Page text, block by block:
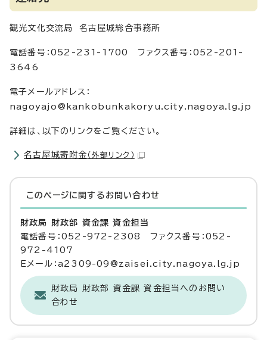
観光文化交流局 名古屋城総合事務所
電話番号：052-231-1700 ファクス番号：052-201-
3646
電子メールアドレス：
nagoyajo@kankobunkakoryu.city.nagoya.lg.jp
詳細は、以下のリンクをご覧ください。
名古屋城寄附金 （外部リンク）
このページに関する お問い合わせ
財政局 財政部 資金課 資金担当
電話番号：052-972-2308 ファクス番号：052-
972-4107
Eメール：a2309-09@zaisei.city.nagoya.lg.jp
財政局 財政部 資金課 資金担当へのお問い
合わせ